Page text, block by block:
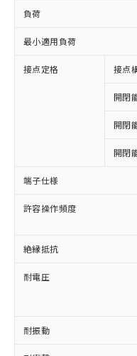
負荷
最小適用負荷
接点定格 接点
開閉
開閉
開閉
端子仕様
許容操作頻度
絶縁抵抗
耐電圧
耐振動
※1 対応状況
対応済み：
非含有に対応
対応予定：EU
有に対応した